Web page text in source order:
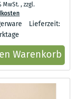
MwSt.,zzgl.
Lieferzeit:
Warenkorb